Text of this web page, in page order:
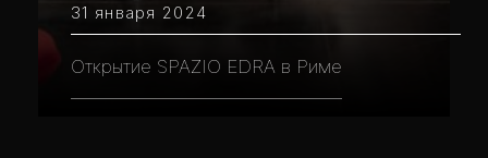
31 января 2024
Открытие SPAZIO EDRA в Риме